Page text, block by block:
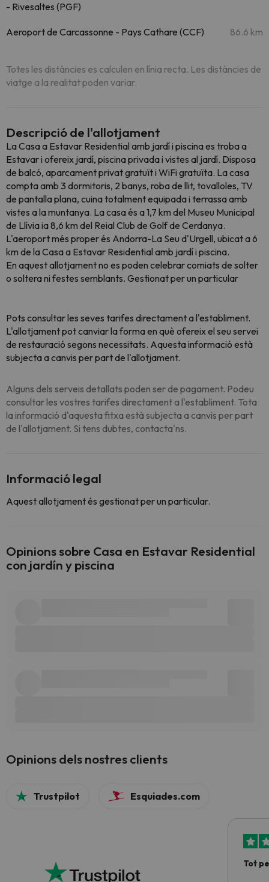
- Rivesaltes (PGF)
Aeroport de Carcassonne - Pays Cathare (CCF) 86.6 km
Totes les distàncies es calculen en línia recta. Les distàncies de
viatge a la realitat poden variar.
Descripció de l'allotjament
La Casa a Estavar Residential amb jardí i piscina es troba a
Estavar i ofereix jardí, piscina privada i vistes al jardí. Disposa
de balcó, aparcament privat gratuït i WiFi gratuïta. La casa
compta amb 3 dormitoris, 2 banys, roba de llit, tovalloles, TV
de pantalla plana, cuina totalment equipada i terrassa amb
vistes a la muntanya. La casa és a 1,7 km del Museu Municipal
de Llívia ia 8,6 km del Reial Club de Golf de Cerdanya.
L'aeroport més proper és Andorra-La Seu d'Urgell, ubicat a 6
km de la Casa a Estavar Residential amb jardí i piscina.
En aquest allotjament no es poden celebrar comiats de solter
o soltera ni festes semblants. Gestionat per un particular
Pots consultar les seves tarifes directament a l'establiment.
L'allotjament pot canviar la forma en què ofereix el seu servei
de restauració segons necessitats. Aquesta informació està
subjecta a canvis per part de l'allotjament.
Alguns dels serveis detallats poden ser de pagament. Podeu
consultar les vostres tarifes directament a l'establiment. Tota
la informació d'aquesta fitxa està subjecta a canvis per part
de l'allotjament. Si tens dubtes, contacta'ns.
Informació legal
Aquest allotjament és gestionat per un particular.
Opinions sobre Casa en Estavar Residential
con jardín y piscina
Opinions dels nostres clients
Trustpilot Esquiades.com
Tot